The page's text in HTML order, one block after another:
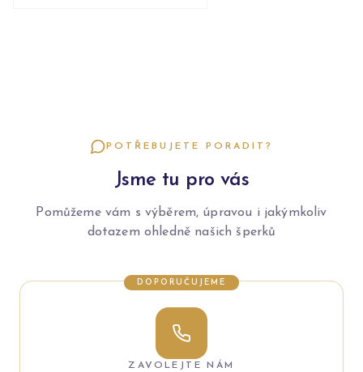
POTŘEBUJETE PORADIT?
Jsme tu pro vás
Pomůžeme vám s výběrem, úpravou i jakýmkoliv
dotazem ohledně našich šperků
DOPORUČUJEME
ZAVOLEJTE NÁM